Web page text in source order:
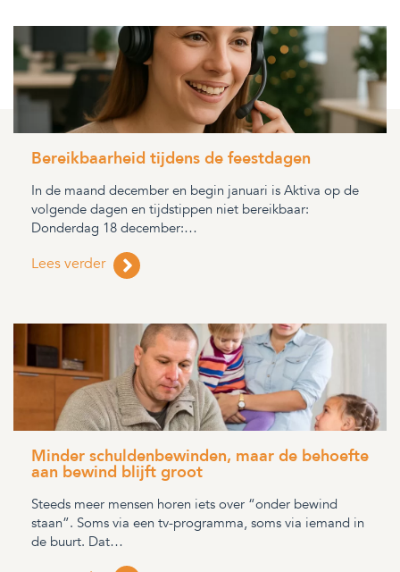
Bereikbaarheid tijdens de feestdagen
In de maand december en begin januari is Aktiva op de
volgende dagen en tijdstippen niet bereikbaar:
Donderdag 18 december:…
Lees verder
Minder schuldenbewinden, maar de behoefte
aan bewind blijft groot
Steeds meer mensen horen iets over “onder bewind
staan”. Soms via een tv-programma, soms via iemand in
de buurt. Dat…